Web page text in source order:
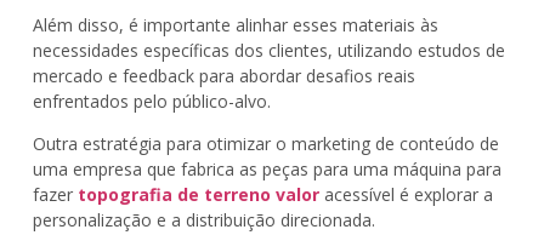
Além disso, é importante alinhar esses materiais às
necessidades específicas dos clientes, utilizando estudos de
mercado e feedback para abordar desafios reais
enfrentados pelo público-alvo.
Outra estratégia para otimizar o marketing de conteúdo de
uma empresa que fabrica as peças para uma máquina para
fazer topografia de terreno valoracessível é explorar a
personalização e a distribuição direcionada.